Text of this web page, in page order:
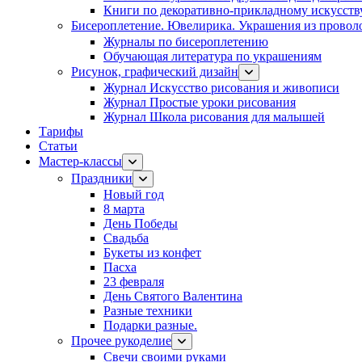
Книги по декоративно-прикладному
Бисероплетение. Ювелирика. Украшения из
Журналы по бисероплетению
Обучающая литература по украшениям
Рисунок, графический дизайн
Журнал Искусство рисования и живописи
Журнал Простые уроки рисования
Журнал Школа рисования для малышей
Тарифы
Статьи
Мастер-классы
Праздники
Новый год
8 марта
День Победы
Свадьба
Букеты из конфет
Пасха
23 февраля
День Святого Валентина
Разные техники
Подарки разные.
Прочее рукоделие
Свечи своими руками